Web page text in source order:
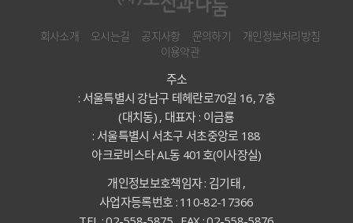
회사소개 오시는길 공지사항 문의하기
개인정보처리방침
이용약관
주소
: 서울특별시 강남구 테헤란로70길 16, 7층
(대치동) , 대표자 : 이금룡
: 서울특별시 서초구 서초중앙로 188
아크로비스타 AL동 401호(이사장실)
개인정보보호책임자 : 김기태 ,
사업자등록번호 : 110-82-17366